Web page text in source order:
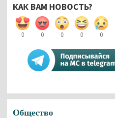
КАК ВАМ НОВОСТЬ?
0 0 0 0 0
Общество